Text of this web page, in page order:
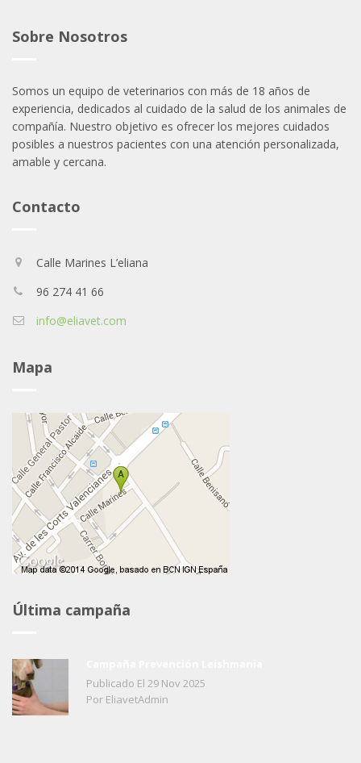
Sobre Nosotros
Somos un equipo de veterinarios con más de 18 años de
experiencia, dedicados al cuidado de la salud de los animales de
compañía. Nuestro objetivo es ofrecer los mejores cuidados
posibles a nuestros pacientes con una atención personalizada,
amable y cercana.
Contacto
Calle Marines L’eliana
96 274 41 66
info@eliavet.com
Mapa
Última campaña
Publicado El 29 Nov 2025
Por EliavetAdmin